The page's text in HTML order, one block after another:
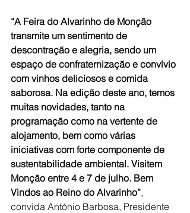
“A Feira do Alvarinho de Monção
transmite um sentimento de
descontração e alegria, sendo um
espaço de confraternização e convívio
com vinhos deliciosos e comida
saborosa. Na edição deste ano, temos
muitas novidades, tanto na
programação como na vertente de
alojamento, bem como várias
iniciativas com forte componente de
sustentabilidade ambiental. Visitem
Monção entre 4 e 7 de julho. Bem
Vindos ao Reino do Alvarinho”,
convida António Barbosa, Presidente